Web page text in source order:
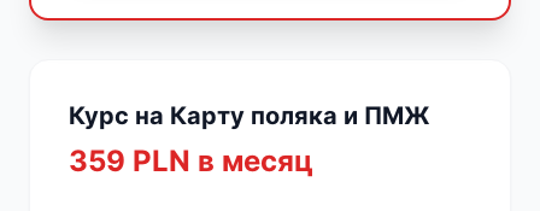
Курс на Карту поляка и ПМЖ
359 PLN в месяц